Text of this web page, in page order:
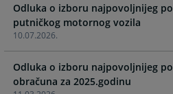
forward
to
interact
with
the
calendar
10.07.2026.
Odluka o izboru najpovoljnijeg
putničkog motornog vozila
Odluka o izboru najpovoljnijeg
obračuna za 2025.godinu